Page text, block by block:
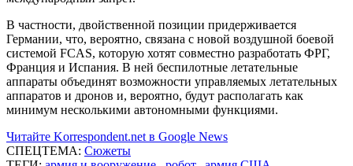
В частности, двойственной позиции придерживается
Германии, что, вероятно, связана с новой воздушной боевой
системой FCAS, которую хотят совместно разработать ФРГ,
Франция и Испания. В ней беспилотные летательные
аппараты объединят возможности управляемых летательных
аппаратов и дронов и, вероятно, будут располагать как
минимум несколькими автономными функциями.
Читайте Korrespondent.net в Google News
СПЕЦТЕМА: Сюжеты